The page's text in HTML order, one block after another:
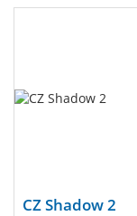
CZ Shadow 2